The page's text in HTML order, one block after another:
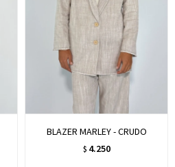
BLAZER MARLEY - CRUDO
$ 4.250